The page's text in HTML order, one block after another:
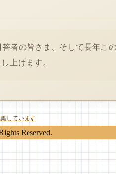
者の皆さま、そして長年こ
上げます。
しています
Reserved.